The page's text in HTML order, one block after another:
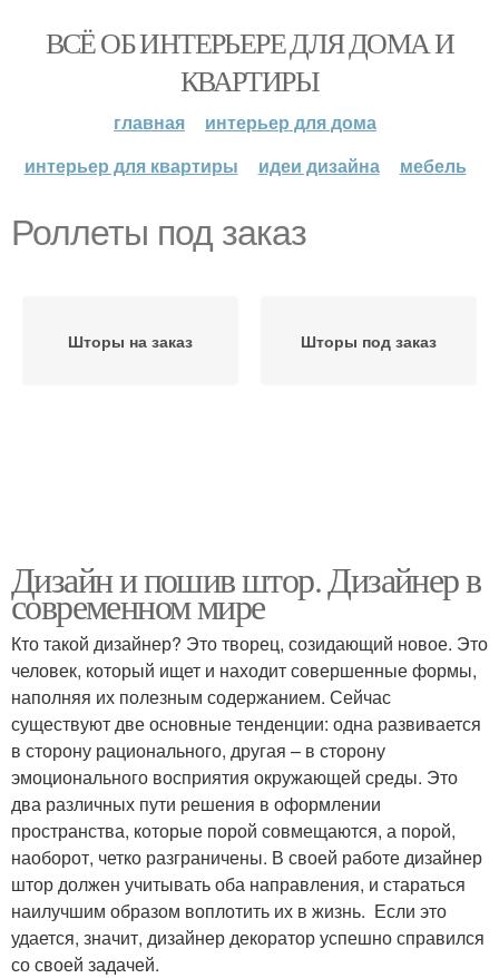
ВСЁ ОБ ИНТЕРЬЕРЕ ДЛЯ ДОМА И
КВАРТИРЫ
главная
интерьер для дома
интерьер для квартиры
идеи дизайна мебель
Роллеты под заказ
Шторы на заказ Шторы под заказ
Дизайн и пошив штор. Дизайнер в
современном мире
Кто такой дизайнер? Это творец, созидающий новое. Это
человек, который ищет и находит совершенные формы,
наполняя их полезным содержанием. Сейчас
существуют две основные тенденции: одна развивается
в сторону рационального, другая – в сторону
эмоционального восприятия окружающей среды. Это
два различных пути решения в оформлении
пространства, которые порой совмещаются, а порой,
наоборот, четко разграничены. В своей работе дизайнер
штор должен учитывать оба направления, и стараться
наилучшим образом воплотить их в жизнь. Если это
удается, значит, дизайнер декоратор успешно справился
со своей задачей.